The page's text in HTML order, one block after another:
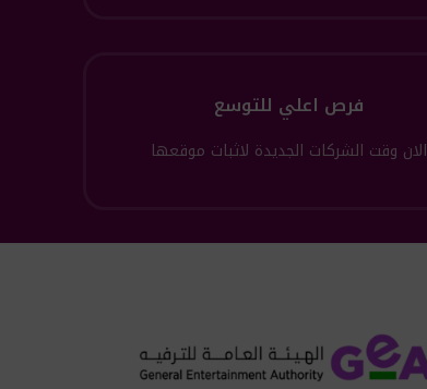
فرص اعلي للتوسع
الان وقت الشركات الجديدة لاثبات موقعها